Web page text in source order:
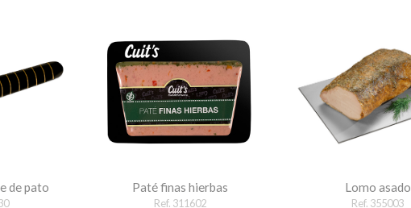
de pato Paté finas hierbas
Ref. 311602
Lomo asado
Ref. 355003